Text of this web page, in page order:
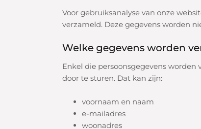
Voor gebruiksanalyse van onze
verzameld. Deze gegevens worden
Welke gegevens worden
Enkel die persoonsgegevens
door te sturen. Dat kan zijn:
voornaam en naam
e-mailadres
woonadres